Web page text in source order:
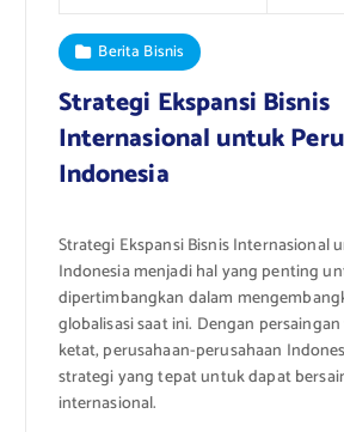
Berita Bisnis
Strategi Ekspansi Bisnis
Internasional untuk
Indonesia
Strategi Ekspansi Bisnis Internasional
Indonesia menjadi hal yang penting
dipertimbangkan dalam
globalisasi saat ini. Dengan
ketat, perusahaan-perusahaan
strategi yang tepat untuk dapat
internasional.